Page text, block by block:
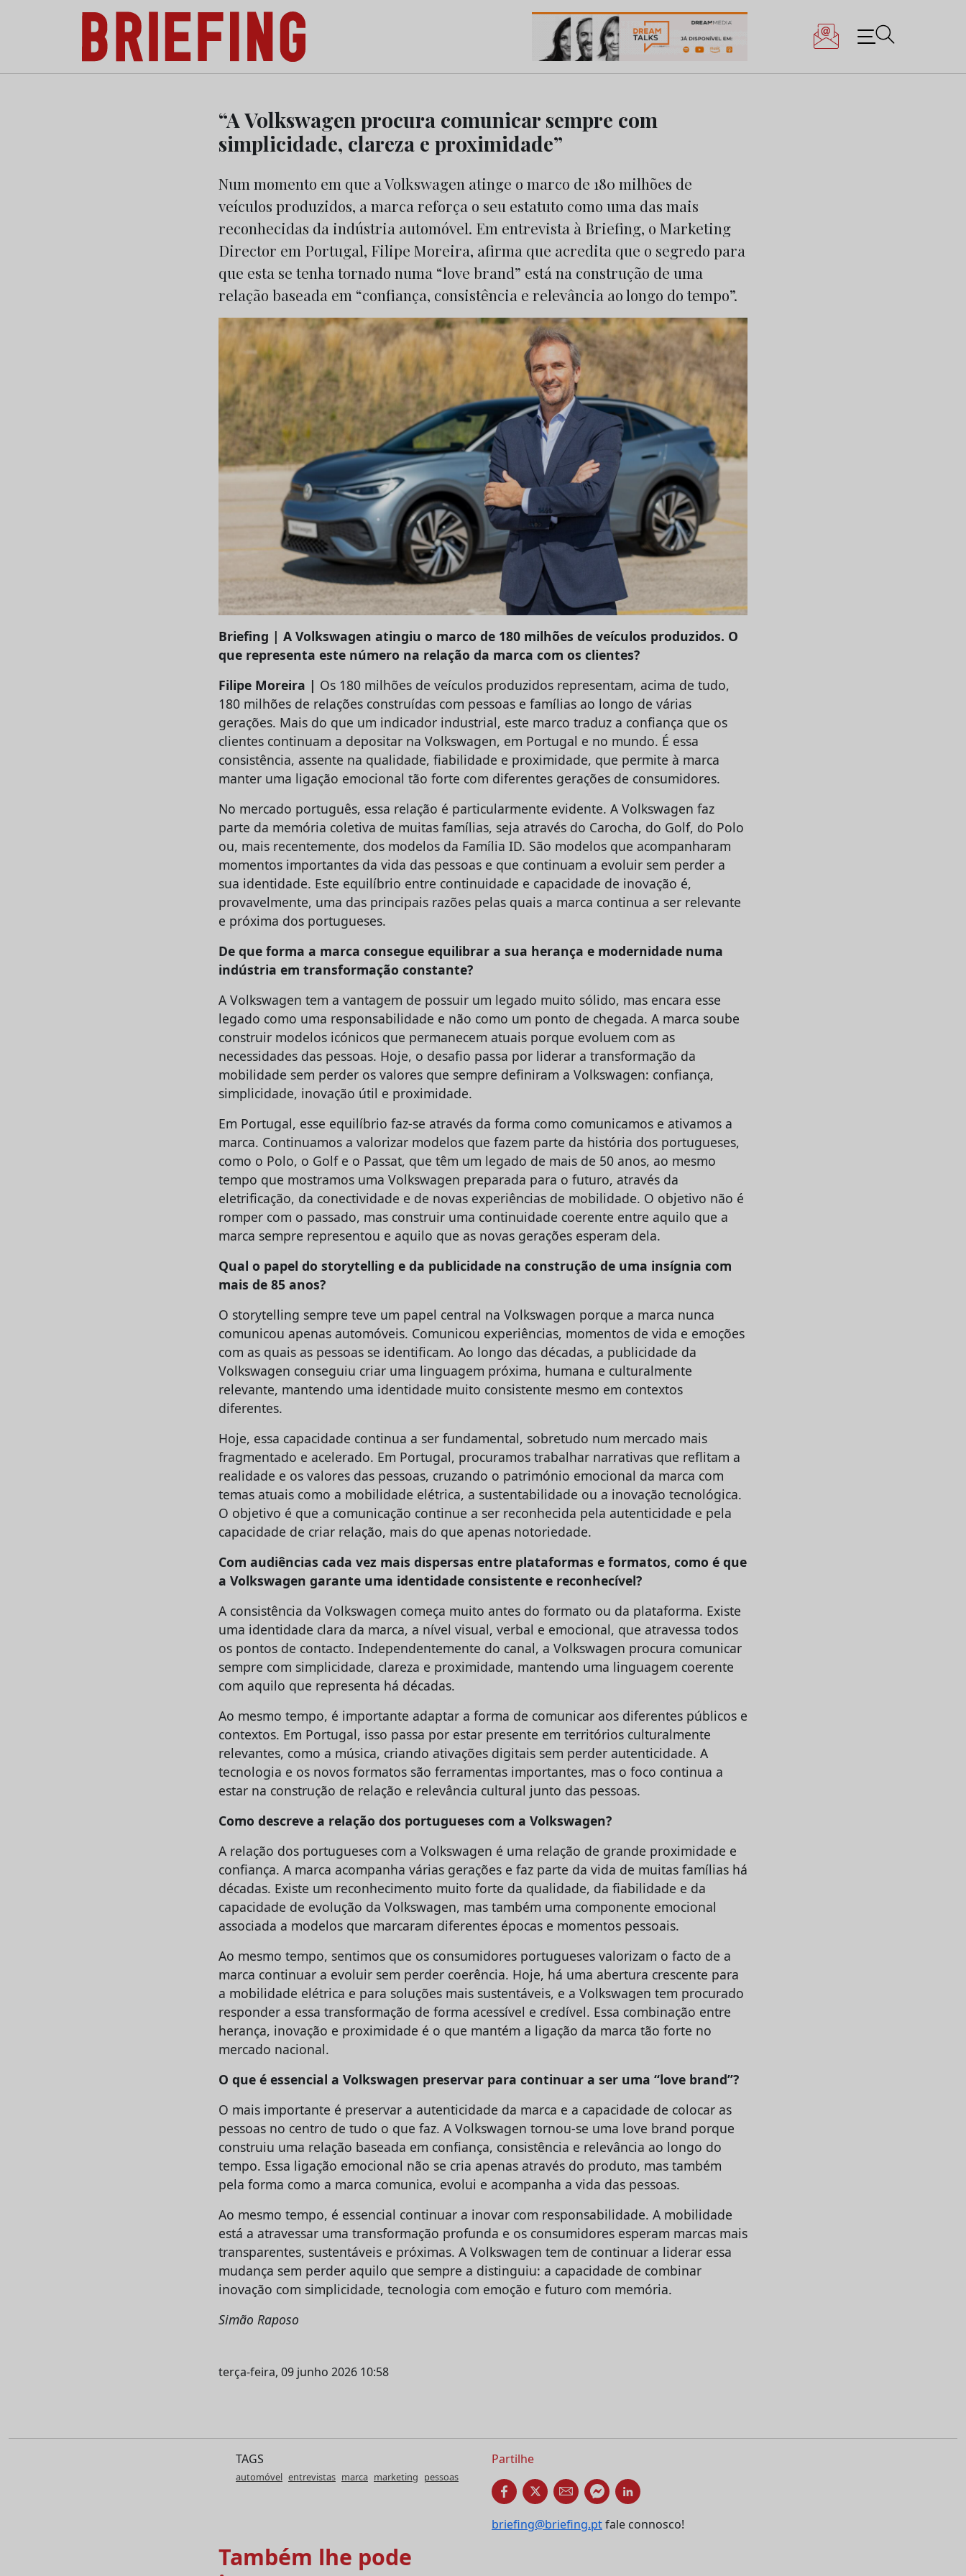
Briefing: Todas as notícias sobre os negócios do Marketing e da Publicidade
“A Volkswagen procura comunicar sempre com
simplicidade, clareza e proximidade”
Num momento em que a Volkswagen atinge o marco de 180 milhões de
veículos produzidos, a marca reforça o seu estatuto como uma das mais
reconhecidas da indústria automóvel. Em entrevista à Briefing, o Marketing
Director em Portugal, Filipe Moreira, afirma que acredita que o segredo para
que esta se tenha tornado numa “love brand” está na construção de uma
relação baseada em “confiança, consistência e relevância ao longo do tempo”.
Briefing | A Volkswagen atingiu o marco de 180 milhões de veículos produzidos. O
que representa este número na relação da marca com os clientes?
Filipe Moreira | Os 180 milhões de veículos produzidos representam, acima de tudo,
180 milhões de relações construídas com pessoas e famílias ao longo de várias
gerações. Mais do que um indicador industrial, este marco traduz a confiança que os
clientes continuam a depositar na Volkswagen, em Portugal e no mundo. É essa
consistência, assente na qualidade, fiabilidade e proximidade, que permite à marca
manter uma ligação emocional tão forte com diferentes gerações de consumidores.
No mercado português, essa relação é particularmente evidente. A Volkswagen faz
parte da memória coletiva de muitas famílias, seja através do Carocha, do Golf, do Polo
ou, mais recentemente, dos modelos da Família ID. São modelos que acompanharam
momentos importantes da vida das pessoas e que continuam a evoluir sem perder a
sua identidade. Este equilíbrio entre continuidade e capacidade de inovação é,
provavelmente, uma das principais razões pelas quais a marca continua a ser relevante
e próxima dos portugueses.
De que forma a marca consegue equilibrar a sua herança e modernidade numa
indústria em transformação constante?
A Volkswagen tem a vantagem de possuir um legado muito sólido, mas encara esse
legado como uma responsabilidade e não como um ponto de chegada. A marca soube
construir modelos icónicos que permanecem atuais porque evoluem com as
necessidades das pessoas. Hoje, o desafio passa por liderar a transformação da
mobilidade sem perder os valores que sempre definiram a Volkswagen: confiança,
simplicidade, inovação útil e proximidade.
Em Portugal, esse equilíbrio faz-se através da forma como comunicamos e ativamos a
marca. Continuamos a valorizar modelos que fazem parte da história dos portugueses,
como o Polo, o Golf e o Passat, que têm um legado de mais de 50 anos, ao mesmo
tempo que mostramos uma Volkswagen preparada para o futuro, através da
eletrificação, da conectividade e de novas experiências de mobilidade. O objetivo não é
romper com o passado, mas construir uma continuidade coerente entre aquilo que a
marca sempre representou e aquilo que as novas gerações esperam dela.
Qual o papel do storytelling e da publicidade na construção de uma insígnia com
mais de 85 anos?
O storytelling sempre teve um papel central na Volkswagen porque a marca nunca
comunicou apenas automóveis. Comunicou experiências, momentos de vida e emoções
com as quais as pessoas se identificam. Ao longo das décadas, a publicidade da
Volkswagen conseguiu criar uma linguagem próxima, humana e culturalmente
relevante, mantendo uma identidade muito consistente mesmo em contextos
diferentes.
Hoje, essa capacidade continua a ser fundamental, sobretudo num mercado mais
fragmentado e acelerado. Em Portugal, procuramos trabalhar narrativas que reflitam a
realidade e os valores das pessoas, cruzando o património emocional da marca com
temas atuais como a mobilidade elétrica, a sustentabilidade ou a inovação tecnológica.
O objetivo é que a comunicação continue a ser reconhecida pela autenticidade e pela
capacidade de criar relação, mais do que apenas notoriedade.
Com audiências cada vez mais dispersas entre plataformas e formatos, como é que
a Volkswagen garante uma identidade consistente e reconhecível?
A consistência da Volkswagen começa muito antes do formato ou da plataforma. Existe
uma identidade clara da marca, a nível visual, verbal e emocional, que atravessa todos
os pontos de contacto. Independentemente do canal, a Volkswagen procura comunicar
sempre com simplicidade, clareza e proximidade, mantendo uma linguagem coerente
com aquilo que representa há décadas.
Ao mesmo tempo, é importante adaptar a forma de comunicar aos diferentes públicos e
contextos. Em Portugal, isso passa por estar presente em territórios culturalmente
relevantes, como a música, criando ativações digitais sem perder autenticidade. A
tecnologia e os novos formatos são ferramentas importantes, mas o foco continua a
estar na construção de relação e relevância cultural junto das pessoas.
Como descreve a relação dos portugueses com a Volkswagen?
A relação dos portugueses com a Volkswagen é uma relação de grande proximidade e
confiança. A marca acompanha várias gerações e faz parte da vida de muitas famílias há
décadas. Existe um reconhecimento muito forte da qualidade, da fiabilidade e da
capacidade de evolução da Volkswagen, mas também uma componente emocional
associada a modelos que marcaram diferentes épocas e momentos pessoais.
Ao mesmo tempo, sentimos que os consumidores portugueses valorizam o facto de a
marca continuar a evoluir sem perder coerência. Hoje, há uma abertura crescente para
a mobilidade elétrica e para soluções mais sustentáveis, e a Volkswagen tem procurado
responder a essa transformação de forma acessível e credível. Essa combinação entre
herança, inovação e proximidade é o que mantém a ligação da marca tão forte no
mercado nacional.
O que é essencial a Volkswagen preservar para continuar a ser uma “love brand”?
O mais importante é preservar a autenticidade da marca e a capacidade de colocar as
pessoas no centro de tudo o que faz. A Volkswagen tornou-se uma love brand porque
construiu uma relação baseada em confiança, consistência e relevância ao longo do
tempo. Essa ligação emocional não se cria apenas através do produto, mas também
pela forma como a marca comunica, evolui e acompanha a vida das pessoas.
Ao mesmo tempo, é essencial continuar a inovar com responsabilidade. A mobilidade
está a atravessar uma transformação profunda e os consumidores esperam marcas mais
transparentes, sustentáveis e próximas. A Volkswagen tem de continuar a liderar essa
mudança sem perder aquilo que sempre a distinguiu: a capacidade de combinar
inovação com simplicidade, tecnologia com emoção e futuro com memória.
Simão Raposo
terça-feira, 09 junho 2026 10:58
TAGS
automóvel entrevistas marca marketing pessoas
Partilhe
briefing@briefing.ptfale connosco!
Também lhe pode